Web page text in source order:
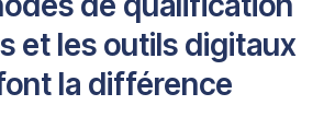
et les outils digitaux
la différence